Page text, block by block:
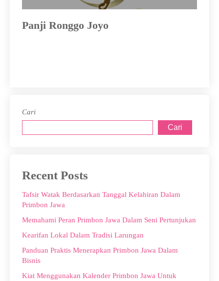
Panji Ronggo Joyo
Cari
Cari
Recent Posts
Tafsir Watak Berdasarkan Tanggal Kelahiran Dalam
Primbon Jawa
Memahami Peran Primbon Jawa Dalam Seni Pertunjukan
Kearifan Lokal Dalam Tradisi Larungan
Panduan Praktis Menerapkan Primbon Jawa Dalam
Bisnis
Kiat Menggunakan Kalender Primbon Jawa Untuk